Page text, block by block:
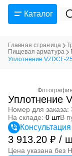
Каталог
Главная страница
Пищевая арматура
Уплотнение VZDCF-
Уплотнение
Номер для заказа:
На складе: 0 штВ
3 913.20 ₽ /
Цена указана без